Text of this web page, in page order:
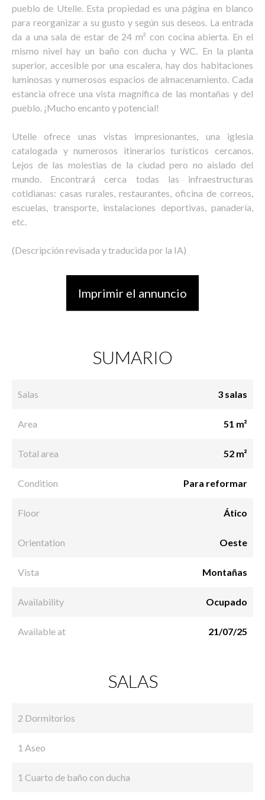
pueblo de Utelle. Esta propiedad es una página en blanco
para reorganizar a su gusto y según sus deseos. La entrada
da a una sala de estar de 24 m² con cocina abierta. En el
mismo nivel hay un baño con ducha y WC. En la planta
superior, accesible por una escalera, hay dos habitaciones
luminosas y numerosos espacios de almacenamiento. Cada
estancia ofrece una vista magnífica de las montañas y del
pueblo. ¡Mucho encanto y potencial!
Utelle ofrece unas vistas impresionantes, una iglesia
catalogada y numerosos itinerarios turísticos cercanos.
Lejos de las molestias de la ciudad pero no aislado del
mundo. Encontrará cerca todas las infraestructuras
cotidianas: casas rurales, restaurantes, oficina de correos,
escuelas, transporte, instalaciones deportivas, panadería,
etc.
(Descripción revisada y traducida por la IA)
Imprimir el annuncio
SUMARIO
Salas 3 salas
Area 51 m²
Total area 52 m²
Condition Para reformar
Floor Ático
Orientation Oeste
Vista Montañas
Availability Ocupado
Available at 21/07/25
SALAS
2 Dormitorios
1 Aseo
1 Cuarto de baño con ducha